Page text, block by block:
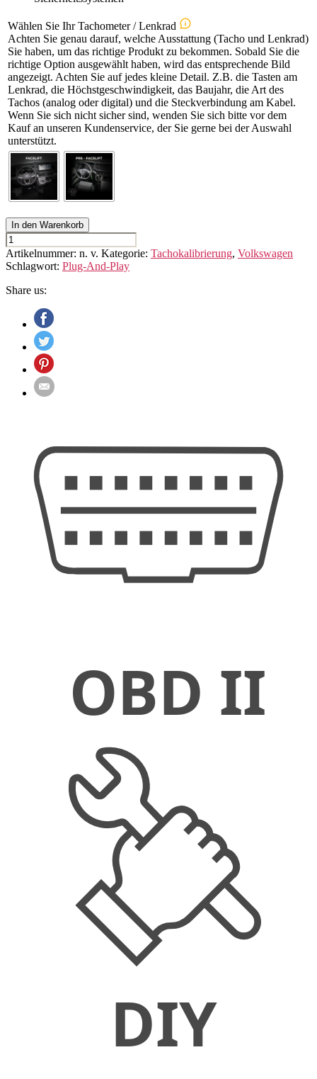
Wählen Sie Ihr Tachometer / Lenkrad
Achten Sie genau darauf, welche Ausstattung (Tacho und Lenkrad)
Sie haben, um das richtige Produkt zu bekommen. Sobald Sie die
richtige Option ausgewählt haben, wird das entsprechende Bild
angezeigt. Achten Sie auf jedes kleine Detail. Z.B. die Tasten am
Lenkrad, die Höchstgeschwindigkeit, das Baujahr, die Art des
Tachos (analog oder digital) und die Steckverbindung am Kabel.
Wenn Sie sich nicht sicher sind, wenden Sie sich bitte vor dem
Kauf an unseren Kundenservice, der Sie gerne bei der Auswahl
unterstützt.
In den Warenkorb
VOLKSWAGEN
CRAFTER
(2nd
GEN.)
Tachojustierung
Artikelnummer: n. v. Kategorie: Tachokalibrierung, Volkswagen
Schlagwort: Plug-And-Play
Share us: